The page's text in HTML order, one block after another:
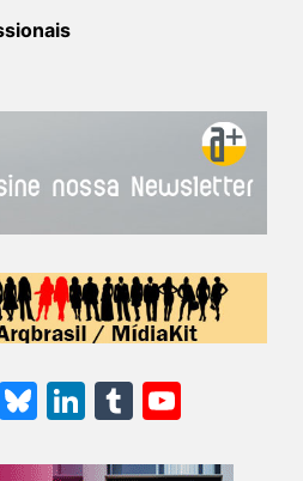
Pinterest
Bluesky
LinkedIn
Tumblr